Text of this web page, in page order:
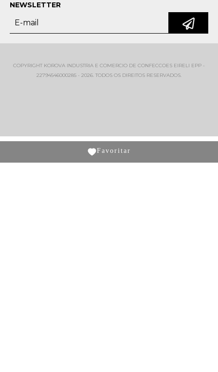
NEWSLETTER
COPYRIGHT KOROVA INDUSTRIA E COMERCIO DE CONFECCOES EIRELI EPP -
22794546000285 - 2026. TODOS OS DIREITOS RESERVADOS.